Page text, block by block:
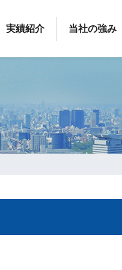
実績紹介 当社の強み